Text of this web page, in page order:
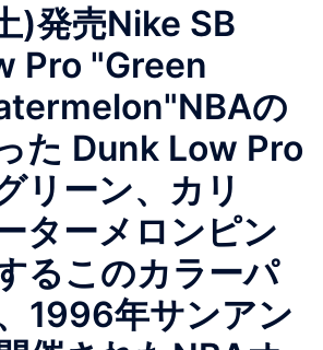
)発売Nike SB
Pro "Green
の
た Dunk Low Pro
リーン、カリ
ターメロンピン
るこのカラーパ
1996年サンアン